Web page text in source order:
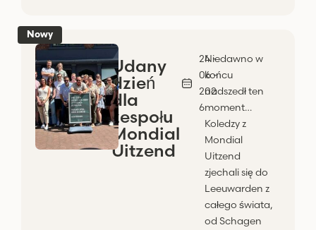
Nowy
Udany
dzień
dla
zespołu
Mondial
Uitzend
24 -
06 -
202
6
Niedawno w
końcu
nadszedł ten
moment…
Koledzy z
Mondial
Uitzend
zjechali się do
Leeuwarden z
całego świata,
od Schagen